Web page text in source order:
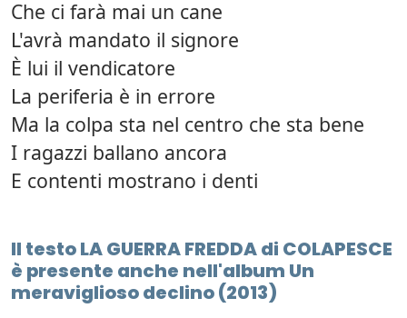
Che ci farà mai un cane
L'avrà mandato il signore
È lui il vendicatore
La periferia è in errore
Ma la colpa sta nel centro che sta bene
I ragazzi ballano ancora
E contenti mostrano i denti
Il testo LA GUERRA FREDDA di COLAPESCE
è presente anche nell'album Un
meraviglioso declino (2013)